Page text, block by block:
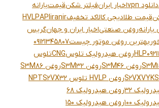
دانلود vpn اخبار ایرانفیلتر شکنقیمتیارانه
قیمت طلادیجی کالاکد تخفیفiranir
API
HVLP
روغن صنعتیاخبار ایران و جهانگریس
بهترین روغن موتور چیست09121345807
HLPروغن هیدرولیک تلوسCNGتلوس
روغن S3M46 روغن S3M32
روغن S3M86
VYK
S2VXروغن HVLP تلوس S2VX32
NPT
32
روغن هیدرولیک 68
100
روغن هیدرولیک 150